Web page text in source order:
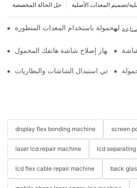
تصميم المعدات الأصلية حل الحالة المخصصة
المحمولة باستخدام المعدات المتطورة
لجهاز إصلاح شاشة هاتفك المحمول
في استبدال الشاشات والبطاريات
display flex bonding machine screen
laser lcd repair machine lcd
lcd flex cable repair machine back